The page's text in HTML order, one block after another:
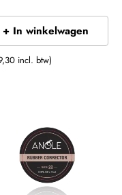
+ In winkelwagen
incl. btw)